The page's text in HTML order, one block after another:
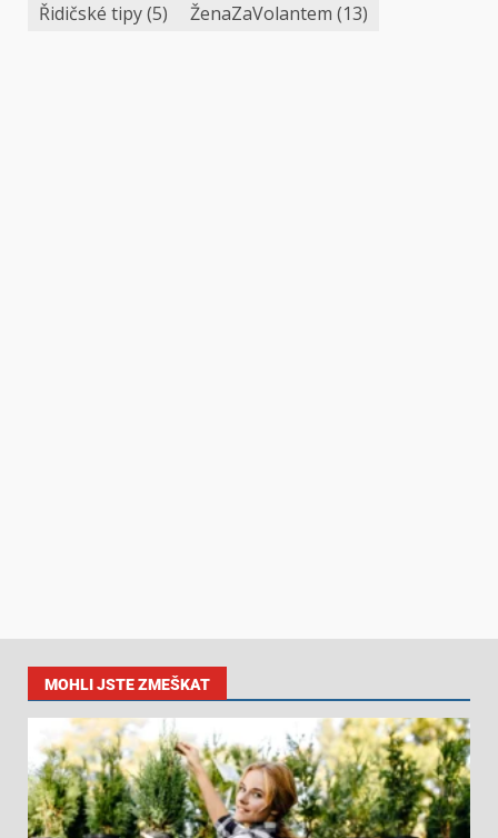
Řidičské tipy(5) ŽenaZaVolantem (13)
MOHLI JSTE ZMEŠKAT